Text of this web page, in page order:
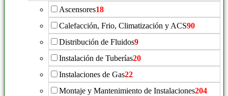
Ascensores18
Calefacción, Frio, Climatización y ACS90
Distribución de Fluidos9
Instalación de Tuberías20
Instalaciones de Gas22
Montaje y Mantenimiento de Instalaciones204